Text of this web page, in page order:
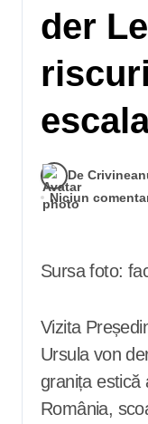
der
De
Niciun
Sursa foto:
Vizita
Ursula von
granița estică
România,